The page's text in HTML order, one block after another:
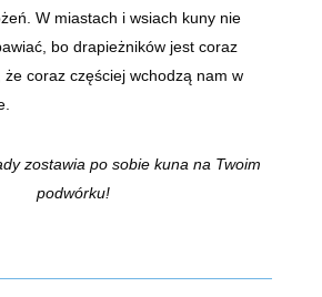
W miastach i wsiach kuny nie
bo drapieżników jest coraz
że coraz częściej wchodzą nam w
zostawia po sobie kuna na Twoim
podwórku!